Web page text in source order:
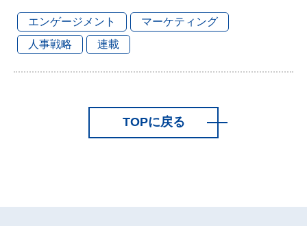
エンゲージメント
マーケティング
人事戦略
連載
TOPに戻る